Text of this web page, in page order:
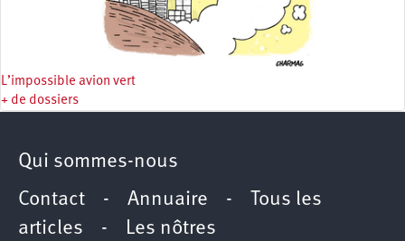
L’impossible avion vert
+ de dossiers
Qui sommes-nous
Contact - Annuaire -
Tous les
articles - Les nôtres